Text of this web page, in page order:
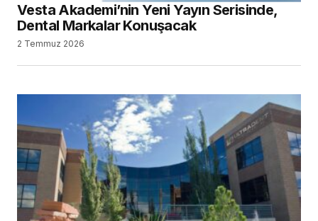
Vesta Akademi’nin Yeni Yayın Serisinde,
Dental Markalar Konuşacak
2 Temmuz 2026